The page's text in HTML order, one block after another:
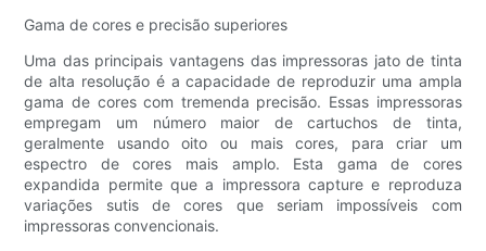
Gama de cores e precisão superiores
Uma das principais vantagens das impressoras jato de tinta
de alta resolução é a capacidade de reproduzir uma ampla
gama de cores com tremenda precisão. Essas impressoras
empregam um número maior de cartuchos de tinta,
geralmente usando oito ou mais cores, para criar um
espectro de cores mais amplo. Esta gama de cores
expandida permite que a impressora capture e reproduza
variações sutis de cores que seriam impossíveis com
impressoras convencionais.